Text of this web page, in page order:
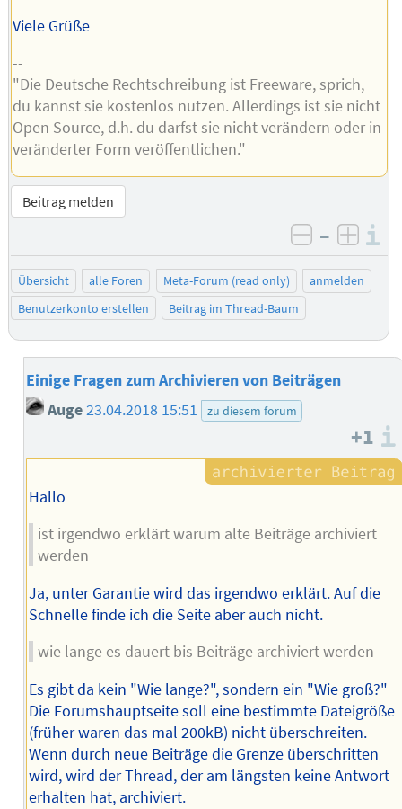
Viele Grüße
--
"Die Deutsche Rechtschreibung ist Freeware, sprich,
du kannst sie kostenlos nutzen. Allerdings ist sie nicht
Open Source, d.h. du darfst sie nicht verändern oder in
veränderter Form veröffentlichen."
Beitrag melden
negativ
–
Übersicht alle Foren Meta-Forum (read only)
anmelden
Benutzerkonto erstellen
Beitrag im Thread-Baum
Einige Fragen zum Archivieren von Beiträgen
Auge23.04.2018 15:51 zu diesem forum
+1
Hallo
ist irgendwo erklärt warum alte Beiträge archiviert
werden
Ja, unter Garantie wird das irgendwo erklärt. Auf die
Schnelle finde ich die Seite aber auch nicht.
wie lange es dauert bis Beiträge archiviert werden
Es gibt da kein "Wie lange?", sondern ein "Wie groß?"
Die Forumshauptseite soll eine bestimmte Dateigröße
(früher waren das mal 200kB) nicht überschreiten.
Wenn durch neue Beiträge die Grenze überschritten
wird, wird der Thread, der am längsten keine Antwort
erhalten hat, archiviert.